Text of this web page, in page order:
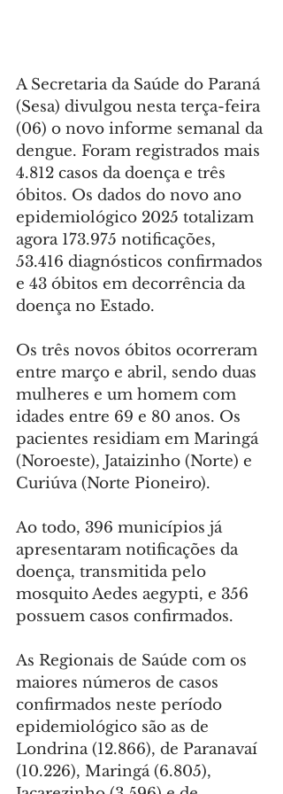
A Secretaria da Saúde do Paraná
(Sesa) divulgou nesta terça-feira
(06) o novo informe semanal da
dengue. Foram registrados mais
4.812 casos da doença e três
óbitos. Os dados do novo ano
epidemiológico 2025 totalizam
agora 173.975 notificações,
53.416 diagnósticos confirmados
e 43 óbitos em decorrência da
doença no Estado.
Os três novos óbitos ocorreram
entre março e abril, sendo duas
mulheres e um homem com
idades entre 69 e 80 anos. Os
pacientes residiam em Maringá
(Noroeste), Jataizinho (Norte) e
Curiúva (Norte Pioneiro).
Ao todo, 396 municípios já
apresentaram notificações da
doença, transmitida pelo
mosquito Aedes aegypti, e 356
possuem casos confirmados.
As Regionais de Saúde com os
maiores números de casos
confirmados neste período
epidemiológico são as de
Londrina (12.866), de Paranavaí
(10.226), Maringá (6.805),